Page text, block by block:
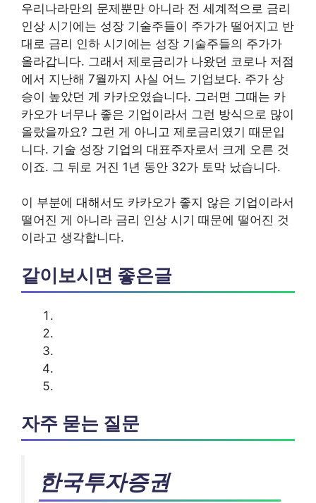
우리나라만의 문제뿐만 아니라 전 세계적으로 금리
인상 시기에는 성장 기술주들이 주가가 떨어지고 반
대로 금리 인하 시기에는 성장 기술주들의 주가가
올라갑니다. 그래서 제로금리가 나왔던 코로나 저점
에서 지난해 7월까지 사실 어느 기업보다. 주가 상
승이 높았던 게 카카오였습니다. 그러면 그때는 카
카오가 너무나 좋은 기업이라서 그런 방식으로 많이
올랐을까요? 그런 게 아니고 제로금리였기 때문입
니다. 기술 성장 기업의 대표주자로서 크게 오른 것
이죠. 그 뒤로 거진 1년 동안 32가 토막 났습니다.
이 부분에 대해서도 카카오가 좋지 않은 기업이라서
떨어진 게 아니라 금리 인상 시기 때문에 떨어진 것
이라고 생각합니다.
같이보시면 좋은글
자주 묻는 질문
한국투자증권